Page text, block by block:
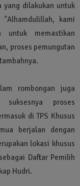
yang dilakukan untuk
"Alhamdulillah, kami
untuk memastikan
proses pemungutan
rombongan juga
proses
di TPS Khusus
berjalan dengan
lokasi khusus
Daftar Pemilih
Hudri.